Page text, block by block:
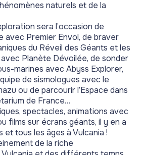
naturels et de la
sera l’occasion de
avec Premier Envol, de braver
du Réveil des Géants et les
Planète Dévoilée, de sonder
marines avec Abyss Explorer,
de sismologues avec le
ou de parcourir l’Espace dans
de France…
spectacles, animations avec
films sur écrans géants, il y en a
et tous les âges à Vulcania !
de la riche